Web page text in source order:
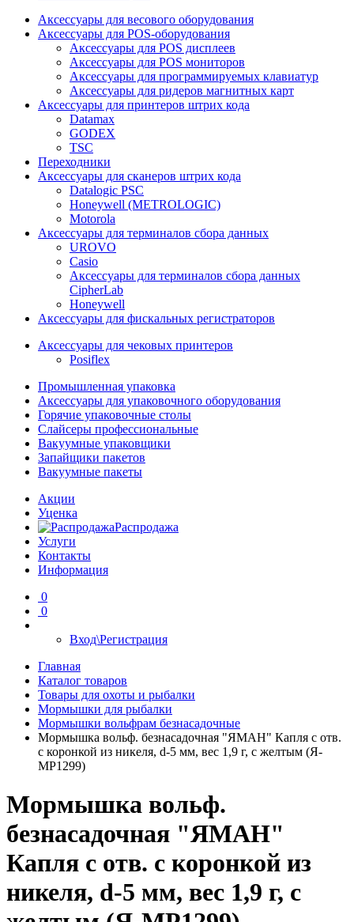
Аксессуары для весового оборудования
Аксессуары для POS-оборудования
Аксессуары для POS дисплеев
Аксессуары для POS мониторов
Аксессуары для программируемых клавиатур
Аксессуары для ридеров магнитных карт
Аксессуары для принтеров штрих кода
Datamax
GODEX
TSC
Переходники
Аксессуары для сканеров штрих кода
Datalogic PSC
Honeywell (METROLOGIC)
Motorola
Аксессуары для терминалов сбора данных
UROVO
Casio
Аксессуары для терминалов сбора данных
CipherLab
Honeywell
Аксессуары для фискальных регистраторов
Аксессуары для чековых принтеров
Posiflex
Промышленная упаковка
Аксессуары для упаковочного оборудования
Горячие упаковочные столы
Слайсеры профессиональные
Вакуумные упаковщики
Запайщики пакетов
Вакуумные пакеты
Акции
Уценка
Распродажа
Услуги
Контакты
Информация
0
0
Вход\Регистрация
Главная
Каталог товаров
Товары для охоты и рыбалки
Мормышки для рыбалки
Мормышки вольфрам безнасадочные
Мормышка вольф. безнасадочная "ЯМАН" Капля с отв.
с коронкой из никеля, d-5 мм, вес 1,9 г, с желтым (Я-
МР1299)
Мормышка вольф.
безнасадочная "ЯМАН"
Капля с отв. с коронкой из
никеля, d-5 мм, вес 1,9 г, с